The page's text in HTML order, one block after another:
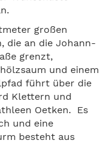
großen
die an die Johann-
grenzt,
und einem
führt über die
Klettern und
Oetken. Es
und eine
besteht aus